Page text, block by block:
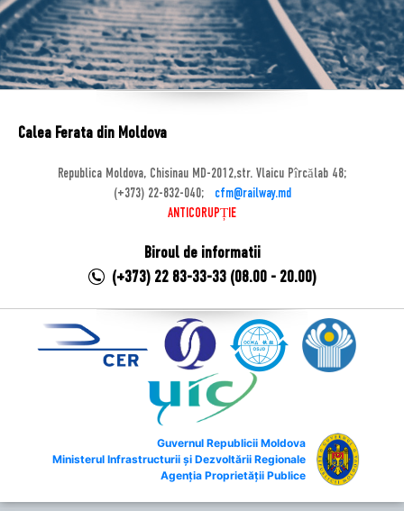
Calea Ferata din Moldova
Republica Moldova, Chisinau MD-2012,str. Vlaicu Pîrcălab 48;
(+373) 22-832-040;
cfm@railway.md
ANTICORUPȚIE
Biroul de informatii
(+373) 22 83-33-33 (08.00 - 20.00)
Guvernul Republicii Moldova
Ministerul Infrastructurii și Dezvoltării Regionale
Agenția Proprietății Publice